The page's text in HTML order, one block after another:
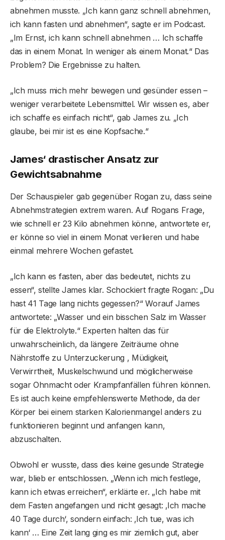
abnehmen musste. „Ich kann ganz schnell abnehmen,
ich kann fasten und abnehmen“, sagte er im Podcast.
„Im Ernst, ich kann schnell abnehmen … Ich schaffe
das in einem Monat. In weniger als einem Monat.“ Das
Problem? Die Ergebnisse zu halten.
„Ich muss mich mehr bewegen und gesünder essen –
weniger verarbeitete Lebensmittel. Wir wissen es, aber
ich schaffe es einfach nicht“, gab James zu. „Ich
glaube, bei mir ist es eine Kopfsache.“
James‘ drastischer Ansatz zur
Gewichtsabnahme
Der Schauspieler gab gegenüber Rogan zu, dass seine
Abnehmstrategien extrem waren. Auf Rogans Frage,
wie schnell er 23 Kilo abnehmen könne, antwortete er,
er könne so viel in einem Monat verlieren und habe
einmal mehrere Wochen gefastet.
„Ich kann es fasten, aber das bedeutet, nichts zu
essen“, stellte James klar. Schockiert fragte Rogan: „Du
hast 41 Tage lang nichts gegessen?“ Worauf James
antwortete: „Wasser und ein bisschen Salz im Wasser
für die Elektrolyte.“ Experten halten das für
unwahrscheinlich, da längere Zeiträume ohne
Nährstoffe zu Unterzuckerung , Müdigkeit,
Verwirrtheit, Muskelschwund und möglicherweise
sogar Ohnmacht oder Krampfanfällen führen können.
Es ist auch keine empfehlenswerte Methode, da der
Körper bei einem starken Kalorienmangel anders zu
funktionieren beginnt und anfangen kann,
abzuschalten.
Obwohl er wusste, dass dies keine gesunde Strategie
war, blieb er entschlossen. „Wenn ich mich festlege,
kann ich etwas erreichen“, erklärte er. „Ich habe mit
dem Fasten angefangen und nicht gesagt: ‚Ich mache
40 Tage durch‘, sondern einfach: ‚Ich tue, was ich
kann‘ … Eine Zeit lang ging es mir ziemlich gut, aber